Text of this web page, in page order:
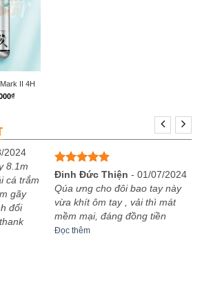
II 4H
₫Khoảng
2,210,000₫
2024
8.1m
cá trắm
gãy
đổi
Được xếp
hạng
sao
Đinh Đức Thiện - 01/07/2024
Qúa ưng cho đôi bao tay này
vừa khít ôm tay , vải thì mát
mềm mại, đáng đồng tiền
Đọc thêm